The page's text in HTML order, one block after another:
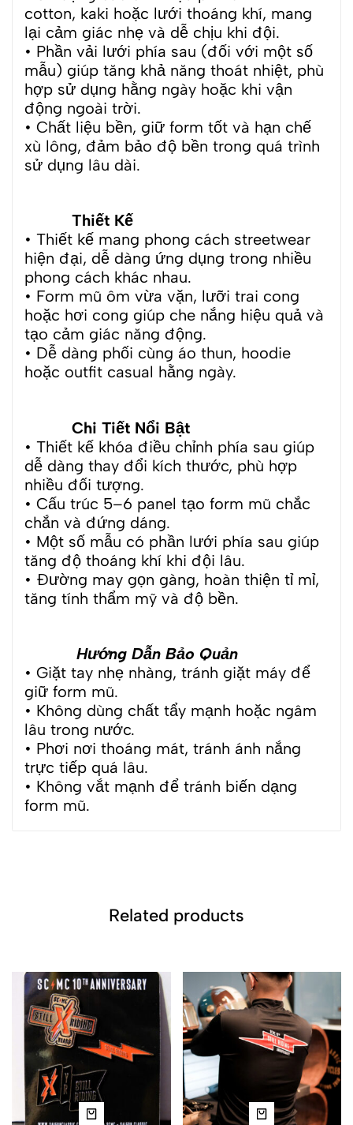
cotton, kaki hoặc lưới thoáng khí, mang
lại cảm giác nhẹ và dễ chịu khi đội.
• Phần vải lưới phía sau (đối với một số
mẫu) giúp tăng khả năng thoát nhiệt, phù
hợp sử dụng hằng ngày hoặc khi vận
động ngoài trời.
• Chất liệu bền, giữ form tốt và hạn chế
xù lông, đảm bảo độ bền trong quá trình
sử dụng lâu dài.
Thiết Kế
• Thiết kế mang phong cách streetwear
hiện đại, dễ dàng ứng dụng trong nhiều
phong cách khác nhau.
• Form mũ ôm vừa vặn, lưỡi trai cong
hoặc hơi cong giúp che nắng hiệu quả và
tạo cảm giác năng động.
• Dễ dàng phối cùng áo thun, hoodie
hoặc outfit casual hằng ngày.
Chi Tiết Nổi Bật
• Thiết kế khóa điều chỉnh phía sau giúp
dễ dàng thay đổi kích thước, phù hợp
nhiều đối tượng.
• Cấu trúc 5–6 panel tạo form mũ chắc
chắn và đứng dáng.
• Một số mẫu có phần lưới phía sau giúp
tăng độ thoáng khí khi đội lâu.
• Đường may gọn gàng, hoàn thiện tỉ mỉ,
tăng tính thẩm mỹ và độ bền.
Hướng Dẫn Bảo Quản
• Giặt tay nhẹ nhàng, tránh giặt máy để
giữ form mũ.
• Không dùng chất tẩy mạnh hoặc ngâm
lâu trong nước.
• Phơi nơi thoáng mát, tránh ánh nắng
trực tiếp quá lâu.
• Không vắt mạnh để tránh biến dạng
form mũ.
Related products